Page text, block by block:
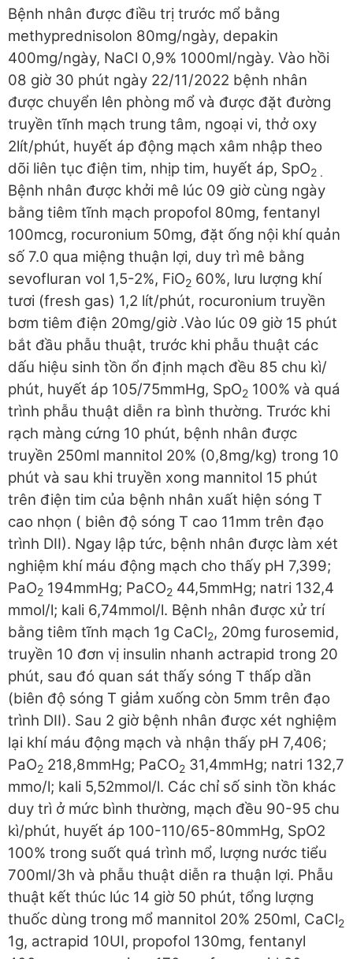
Bệnh nhân được điều trị trước mổ bằng
methyprednisolon 80mg/ngày, depakin
400mg/ngày, NaCl 0,9% 1000ml/ngày. Vào hồi
08 giờ 30 phút ngày 22/11/2022 bệnh nhân
được chuyển lên phòng mổ và được đặt đường
truyền tĩnh mạch trung tâm, ngoại vi, thở oxy
2lít/phút, huyết áp động mạch xâm nhập theo
dõi liên tục điện tim, nhịp tim, huyết áp, SpO2 .
Bệnh nhân được khởi mê lúc 09 giờ cùng ngày
bằng tiêm tĩnh mạch propofol 80mg, fentanyl
100mcg, rocuronium 50mg, đặt ống nội khí quản
số 7.0 qua miệng thuận lợi, duy trì mê bằng
sevofluran vol 1,5-2%, FiO2 60%, lưu lượng khí
tươi (fresh gas) 1,2 lít/phút, rocuronium truyền
bơm tiêm điện 20mg/giờ .Vào lúc 09 giờ 15 phút
bắt đầu phẫu thuật, trước khi phẫu thuật các
dấu hiệu sinh tồn ổn định mạch đều 85 chu kì/
phút, huyết áp 105/75mmHg, SpO2 100% và quá
trình phẫu thuật diễn ra bình thường. Trước khi
rạch màng cứng 10 phút, bệnh nhân được
truyền 250ml mannitol 20% (0,8mg/kg) trong 10
phút và sau khi truyền xong mannitol 15 phút
trên điện tim của bệnh nhân xuất hiện sóng T
cao nhọn ( biên độ sóng T cao 11mm trên đạo
trình DII). Ngay lập tức, bệnh nhân được làm xét
nghiệm khí máu động mạch cho thấy pH 7,399;
PaO2 194mmHg; PaCO2 44,5mmHg; natri 132,4
mmol/l; kali 6,74mmol/l. Bệnh nhân được xử trí
bằng tiêm tĩnh mạch 1g CaCl2, 20mg furosemid,
truyền 10 đơn vị insulin nhanh actrapid trong 20
phút, sau đó quan sát thấy sóng T thấp dần
(biên độ sóng T giảm xuống còn 5mm trên đạo
trình DII). Sau 2 giờ bệnh nhân được xét nghiệm
lại khí máu động mạch và nhận thấy pH 7,406;
PaO2 218,8mmHg; PaCO2 31,4mmHg; natri 132,7
mmo/l; kali 5,52mmol/l. Các chỉ số sinh tồn khác
duy trì ở mức bình thường, mạch đều 90-95 chu
kì/phút, huyết áp 100-110/65-80mmHg, SpO2
100% trong suốt quá trình mổ, lượng nước tiểu
700ml/3h và phẫu thuật diễn ra thuận lợi. Phẫu
thuật kết thúc lúc 14 giờ 50 phút, tổng lượng
thuốc dùng trong mổ mannitol 20% 250ml, CaCl2
1g, actrapid 10UI, propofol 130mg, fentanyl